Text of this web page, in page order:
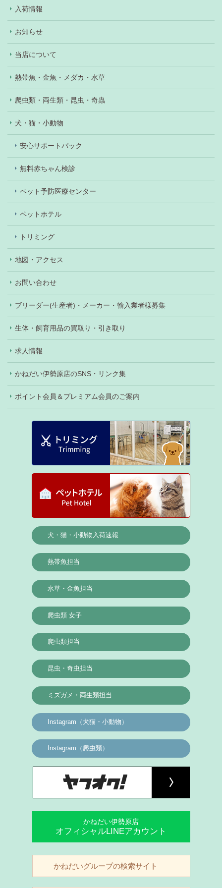
入荷情報
お知らせ
当店について
熱帯魚・金魚・メダカ・水草
爬虫類・両生類・昆虫・奇蟲
犬・猫・小動物
安心サポートパック
無料赤ちゃん検診
ペット予防医療センター
ペットホテル
トリミング
地図・アクセス
お問い合わせ
ブリーダー(生産者)・メーカー・輸入業者様募集
生体・飼育用品の買取り・引き取り
求人情報
かねだい伊勢原店のSNS・リンク集
ポイント会員＆プレミアム会員のご案内
犬・猫・小動物入荷速報
熱帯魚担当
水草・金魚担当
爬虫類 女子
爬虫類担当
昆虫・奇虫担当
ミズガメ・両生類担当
Instagram（犬猫・小動物）
Instagram（爬虫類）
かねだい伊勢原店
オフィシャルLINEアカウント
かねだいグループの検索サイト